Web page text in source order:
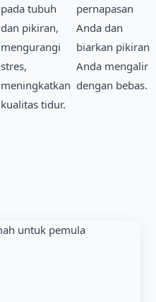
pada tubuh
dan pikiran,
mengurangi
stres,
meningkatkan
kualitas tidur.
pernapasan
Anda dan
biarkan pikiran
Anda mengalir
dengan bebas.